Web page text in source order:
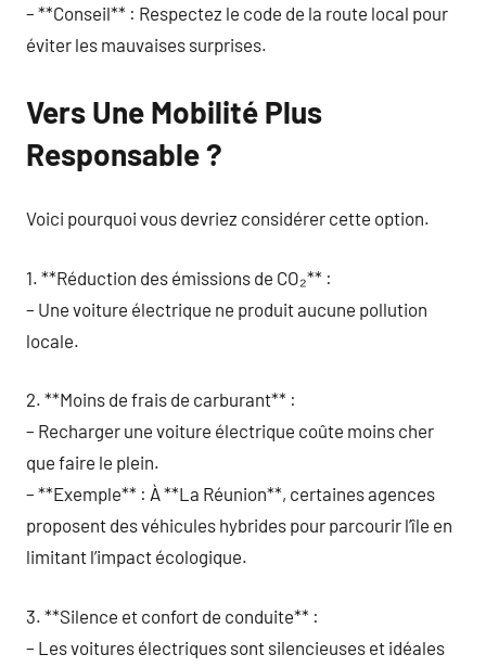
– **Conseil** : Respectez le code de la route local pour
éviter les mauvaises surprises.
Vers Une Mobilité Plus
Responsable ?
Voici pourquoi vous devriez considérer cette option.
1. **Réduction des émissions de CO₂** :
– Une voiture électrique ne produit aucune pollution
locale.
2. **Moins de frais de carburant** :
– Recharger une voiture électrique coûte moins cher
que faire le plein.
– **Exemple** : À **La Réunion**, certaines agences
proposent des véhicules hybrides pour parcourir l’île en
limitant l’impact écologique.
3. **Silence et confort de conduite** :
– Les voitures électriques sont silencieuses et idéales